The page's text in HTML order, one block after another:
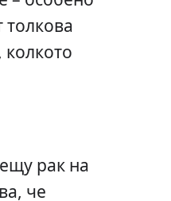
толкова
рак на
че